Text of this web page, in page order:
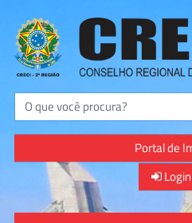
Buscar
Portal de
Login